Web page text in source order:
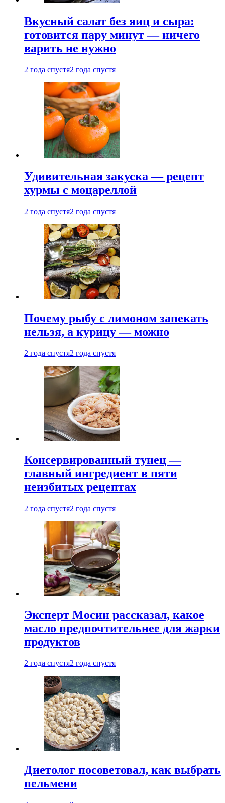
Вкусный салат без яиц и сыра:
готовится пару минут — ничего
варить не нужно
2 года спустя2 года спустя
Удивительная закуска — рецепт
хурмы с моцареллой
2 года спустя2 года спустя
Почему рыбу с лимоном запекать
нельзя, а курицу — можно
2 года спустя2 года спустя
Консервированный тунец —
главный ингредиент в пяти
неизбитых рецептах
2 года спустя2 года спустя
Эксперт Мосин рассказал, какое
масло предпочтительнее для жарки
продуктов
2 года спустя2 года спустя
Диетолог посоветовал, как выбрать
пельмени